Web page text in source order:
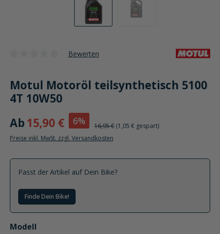
Motul Motoröl teilsynthetisch 5100
Ab 15,90 € 6% 16,95 €
Finde Dein Bike!